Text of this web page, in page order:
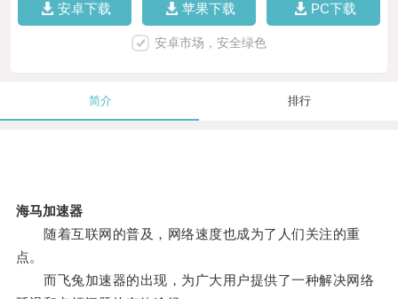
安卓下载 苹果下载 PC下载
安卓市场，安全绿色
简介 排行
海马加速器
随着互联网的普及，网络速度也成为了人们关注的重
点。
而飞兔加速器的出现，为广大用户提供了一种解决网络